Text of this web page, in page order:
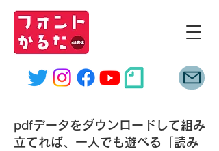
pdfデータをダウンロードして組み
立てれば、一人でも遊べる「読み